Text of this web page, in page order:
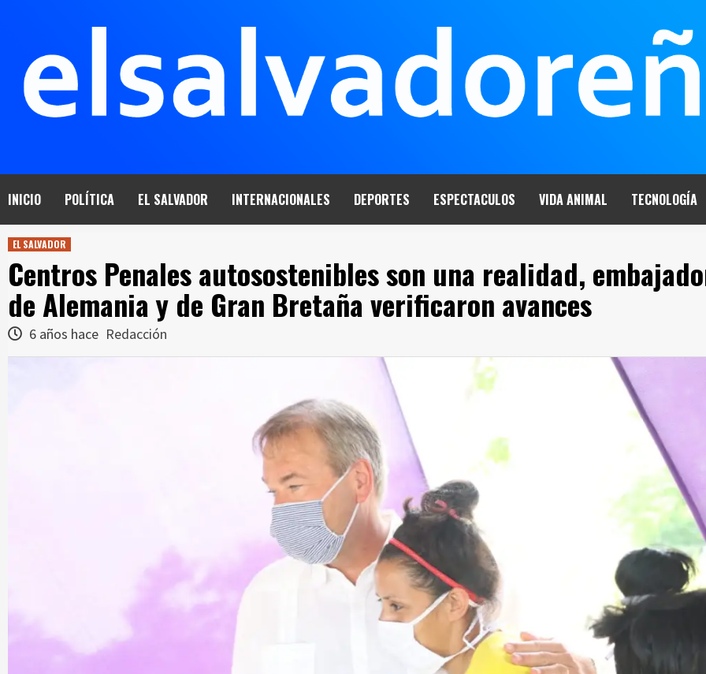
INICIO POLÍTICA EL SALVADOR INTERNACIONALES DEPORTES ESPECTACULOS VIDA ANIMAL TECNOLOGÍA
EL SALVADOR
Centros Penales autosostenibles son una realidad,
de Alemania y de Gran Bretaña verificaron avances
6 años hace Redacción